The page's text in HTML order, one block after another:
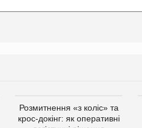
Розмитнення «з коліс» та
крос-докінг: як оперативні